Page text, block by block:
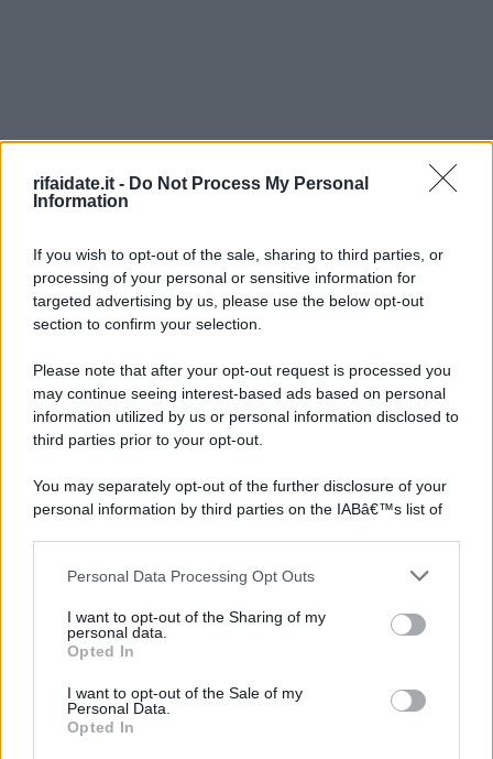
rifaidate.it - Do Not Process My Personal
Information
If you wish to opt-out of the sale, sharing to third parties, or
processing of your personal or sensitive information for
targeted advertising by us, please use the below opt-out
section to confirm your selection.
Please note that after your opt-out request is processed you
may continue seeing interest-based ads based on personal
information utilized by us or personal information disclosed to
third parties prior to your opt-out.
You may separately opt-out of the further disclosure of your
personal information by third parties on the IABâ€™s list of
This information may also be disclosed by us to third parties
further disclose it to other third parties.
Please note that this website/app uses one or more Google
services and may gather and store information including but
not limited to your visit or usage behaviour. You may click to
grant or deny consent to Google and its third-party tags to
Personal Data Processing Opt Outs
I want to opt-out of the Sharing of my
personal data.
Opted In
I want to opt-out of the Sale of my
Personal Data.
Opted In